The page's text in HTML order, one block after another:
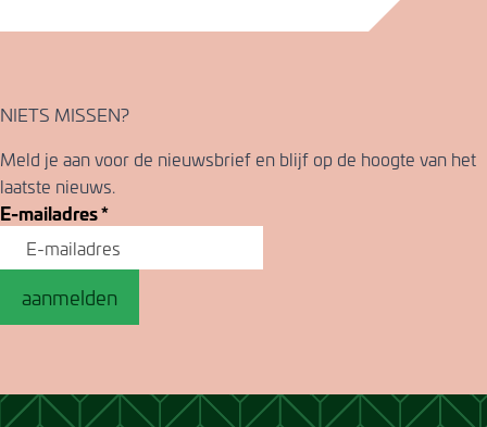
NIETS MISSEN?
Meld je aan voor de nieuwsbrief en blijf op de hoogte van het
laatste nieuws.
E-mailadres*
aanmelden